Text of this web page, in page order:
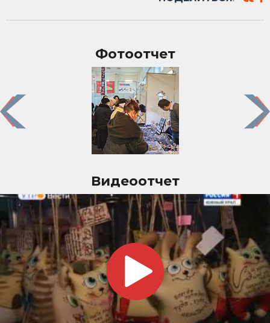
Фотоотчет
Previous
Видеоотчет